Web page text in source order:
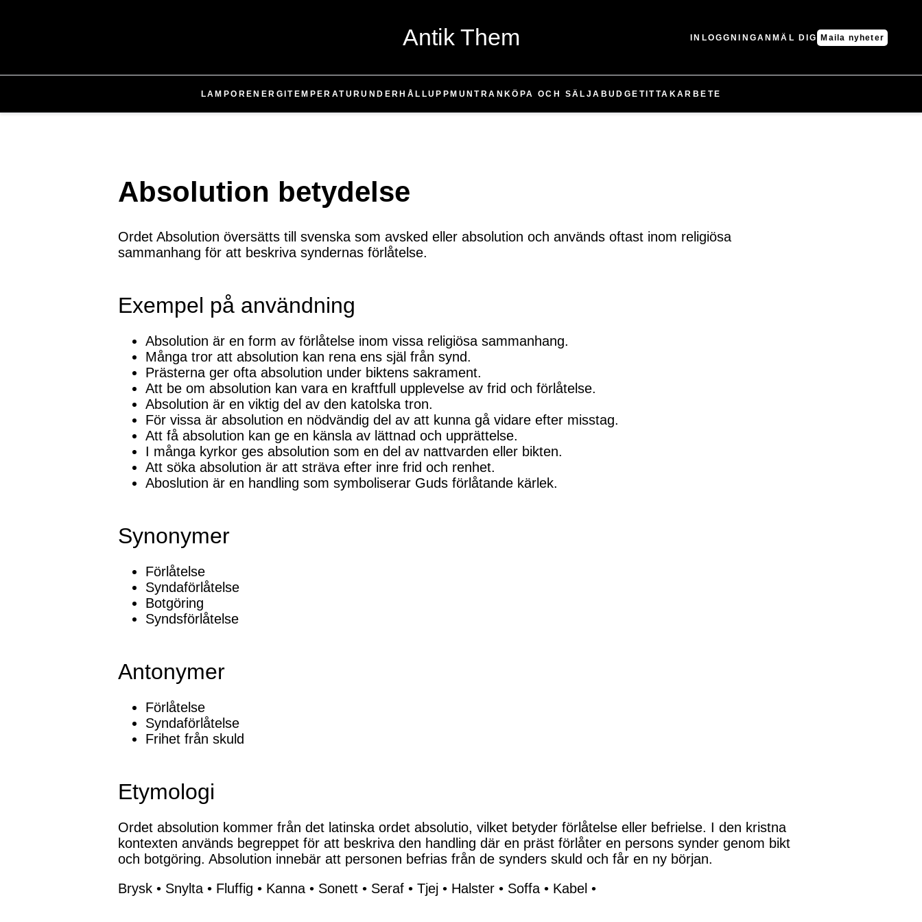
Antik Them INLOGGNINGANMÄL DIG Maila nyheter
LAMPOR ENERGITEMPERATURUNDERHÅLLUPPMUNTRAN KÖPA OCH SÄLJA BUDGET ITTAKARBETE
Absolution betydelse
Ordet Absolution översätts till svenska som avsked eller absolution och används oftast inom religiösa
sammanhang för att beskriva syndernas förlåtelse.
Exempel på användning
Absolution är en form av förlåtelse inom vissa religiösa sammanhang.
Många tror att absolution kan rena ens själ från synd.
Prästerna ger ofta absolution under biktens sakrament.
Att be om absolution kan vara en kraftfull upplevelse av frid och förlåtelse.
Absolution är en viktig del av den katolska tron.
För vissa är absolution en nödvändig del av att kunna gå vidare efter misstag.
Att få absolution kan ge en känsla av lättnad och upprättelse.
I många kyrkor ges absolution som en del av nattvarden eller bikten.
Att söka absolution är att sträva efter inre frid och renhet.
Aboslution är en handling som symboliserar Guds förlåtande kärlek.
Synonymer
Förlåtelse
Syndaförlåtelse
Botgöring
Syndsförlåtelse
Antonymer
Förlåtelse
Syndaförlåtelse
Frihet från skuld
Etymologi
Ordet absolution kommer från det latinska ordet absolutio, vilket betyder förlåtelse eller befrielse. I den kristna
kontexten används begreppet för att beskriva den handling där en präst förlåter en persons synder genom bikt
och botgöring. Absolution innebär att personen befrias från de synders skuld och får en ny början.
Brysk • Snylta • Fluffig • Kanna • Sonett • Seraf • Tjej • Halster • Soffa • Kabel •